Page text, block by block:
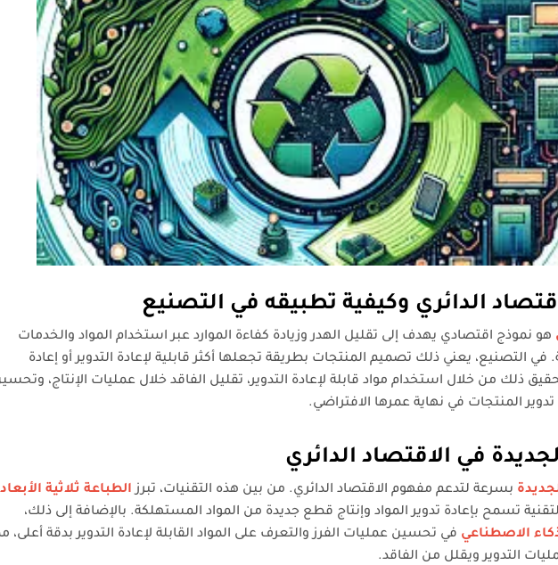
الدائري وكيفية تطبيقه في التصنيع
هو نموذج اقتصادي يهدف إلى تقليل الهدر وزيادة كفاءة الموارد عبر استخدام المواد والخدمات
في التصنيع، يعني ذلك تصميم المنتجات بطريقة تجعلها أكثر قابلية لإعادة التدوير أو إعادة
ذلك من خلال استخدام مواد قابلة لإعادة التدوير، تقليل الفاقد خلال عمليات الإنتاج،
المنتجات في نهاية عمرها الافتراضي.
في الاقتصاد الدائري
بسرعة لتدعم مفهوم الاقتصاد الدائري. من بين هذه التقنيات، تبرزالطباعة ثلاثية الأبعاد
تسمح بإعادة تدوير المواد وإنتاج قطع جديدة من المواد المستهلكة. بالإضافة إلى ذلك،
الاصطناعي في تحسين عمليات الفرز والتعرف على المواد القابلة لإعادة التدوير بدقة أعلى،
التدوير ويقلل من الفاقد.